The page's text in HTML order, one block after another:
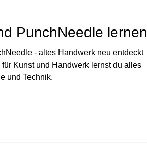
PunchNeedle lernen
neu entdeckt
Kunst und Handwerk lernst du alles
und Technik.